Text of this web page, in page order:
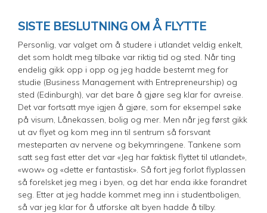
SISTE BESLUTNING OM Å FLYTTE
Personlig, var valget om å studere i utlandet veldig enkelt,
det som holdt meg tilbake var riktig tid og sted. Når ting
endelig gikk opp i opp og jeg hadde bestemt meg for
studie (Business Management with Entrepreneurship) og
sted (Edinburgh), var det bare å gjøre seg klar for avreise.
Det var fortsatt mye igjen å gjøre, som for eksempel søke
på visum, Lånekassen, bolig og mer. Men når jeg først gikk
ut av flyet og kom meg inn til sentrum så forsvant
mesteparten av nervene og bekymringene. Tankene som
satt seg fast etter det var «Jeg har faktisk flyttet til utlandet»,
«wow» og «dette er fantastisk». Så fort jeg forlot flyplassen
så forelsket jeg meg i byen, og det har enda ikke forandret
seg. Etter at jeg hadde kommet meg inn i studentboligen,
så var jeg klar for å utforske alt byen hadde å tilby.